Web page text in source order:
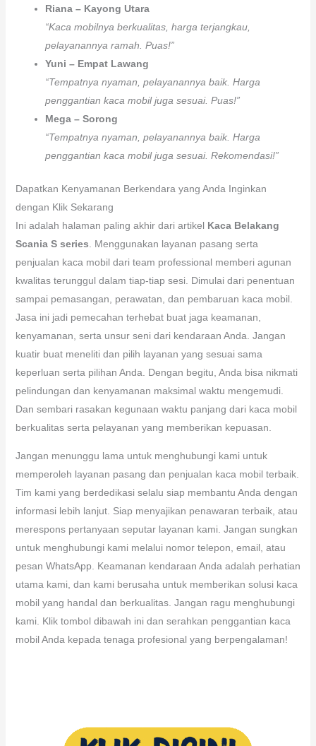
Riana – Kayong Utara
“Kaca mobilnya berkualitas, harga terjangkau,
pelayanannya ramah. Puas!”
Yuni – Empat Lawang
“Tempatnya nyaman, pelayanannya baik. Harga
penggantian kaca mobil juga sesuai. Puas!”
Mega – Sorong
“Tempatnya nyaman, pelayanannya baik. Harga
penggantian kaca mobil juga sesuai. Rekomendasi!”
Dapatkan Kenyamanan Berkendara yang Anda Inginkan
dengan Klik Sekarang
Ini adalah halaman paling akhir dari artikel Kaca Belakang
Scania S series . Menggunakan layanan pasang serta
penjualan kaca mobil dari team professional memberi agunan
kwalitas terunggul dalam tiap-tiap sesi. Dimulai dari penentuan
sampai pemasangan, perawatan, dan pembaruan kaca mobil.
Jasa ini jadi pemecahan terhebat buat jaga keamanan,
kenyamanan, serta unsur seni dari kendaraan Anda. Jangan
kuatir buat meneliti dan pilih layanan yang sesuai sama
keperluan serta pilihan Anda. Dengan begitu, Anda bisa nikmati
pelindungan dan kenyamanan maksimal waktu mengemudi.
Dan sembari rasakan kegunaan waktu panjang dari kaca mobil
berkualitas serta pelayanan yang memberikan kepuasan.
Jangan menunggu lama untuk menghubungi kami untuk
memperoleh layanan pasang dan penjualan kaca mobil terbaik.
Tim kami yang berdedikasi selalu siap membantu Anda dengan
informasi lebih lanjut. Siap menyajikan penawaran terbaik, atau
merespons pertanyaan seputar layanan kami. Jangan sungkan
untuk menghubungi kami melalui nomor telepon, email, atau
pesan WhatsApp. Keamanan kendaraan Anda adalah perhatian
utama kami, dan kami berusaha untuk memberikan solusi kaca
mobil yang handal dan berkualitas. Jangan ragu menghubungi
kami. Klik tombol dibawah ini dan serahkan penggantian kaca
mobil Anda kepada tenaga profesional yang berpengalaman!